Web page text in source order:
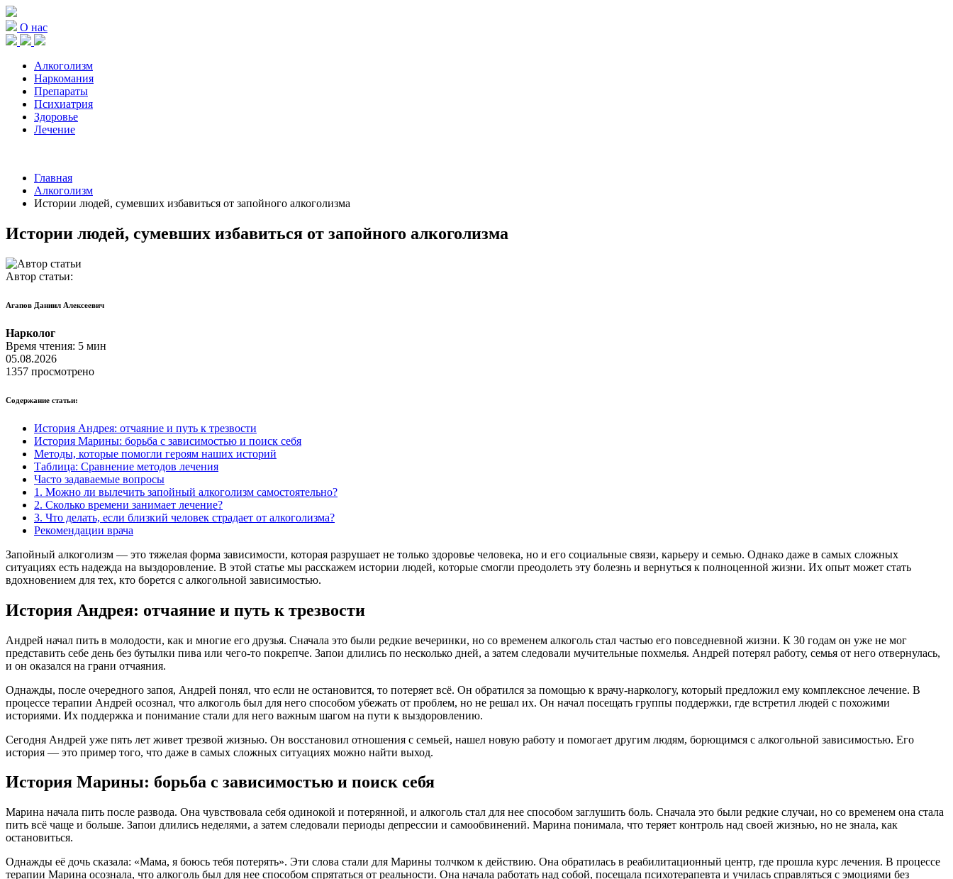
О нас
Алкоголизм
Наркомания
Препараты
Психиатрия
Здоровье
Лечение
Главная
Алкоголизм
Истории людей, сумевших избавиться от запойного алкоголизма
Истории людей, сумевших избавиться от запойного алкоголизма
Автор статьи:
Агапов Даниил Алексеевич
Нарколог
Время чтения: 5 мин
05.08.2026
1357 просмотрено
Содержание статьи:
История Андрея: отчаяние и путь к трезвости
История Марины: борьба с зависимостью и поиск себя
Методы, которые помогли героям наших историй
Таблица: Сравнение методов лечения
Часто задаваемые вопросы
1. Можно ли вылечить запойный алкоголизм самостоятельно?
2. Сколько времени занимает лечение?
3. Что делать, если близкий человек страдает от алкоголизма?
Рекомендации врача
Запойный алкоголизм — это тяжелая форма зависимости, которая разрушает не только здоровье человека, но и его социальные связи, карьеру и семью. Однако даже в самых сложных
ситуациях есть надежда на выздоровление. В этой статье мы расскажем истории людей, которые смогли преодолеть эту болезнь и вернуться к полноценной жизни. Их опыт может стать
вдохновением для тех, кто борется с алкогольной зависимостью.
История Андрея: отчаяние и путь к трезвости
Андрей начал пить в молодости, как и многие его друзья. Сначала это были редкие вечеринки, но со временем алкоголь стал частью его повседневной жизни. К 30 годам он уже не мог
представить себе день без бутылки пива или чего-то покрепче. Запои длились по несколько дней, а затем следовали мучительные похмелья. Андрей потерял работу, семья от него отвернулась,
и он оказался на грани отчаяния.
Однажды, после очередного запоя, Андрей понял, что если не остановится, то потеряет всё. Он обратился за помощью к врачу-наркологу, который предложил ему комплексное лечение. В
процессе терапии Андрей осознал, что алкоголь был для него способом убежать от проблем, но не решал их. Он начал посещать группы поддержки, где встретил людей с похожими
историями. Их поддержка и понимание стали для него важным шагом на пути к выздоровлению.
Сегодня Андрей уже пять лет живет трезвой жизнью. Он восстановил отношения с семьей, нашел новую работу и помогает другим людям, борющимся с алкогольной зависимостью. Его
история — это пример того, что даже в самых сложных ситуациях можно найти выход.
История Марины: борьба с зависимостью и поиск себя
Марина начала пить после развода. Она чувствовала себя одинокой и потерянной, и алкоголь стал для нее способом заглушить боль. Сначала это были редкие случаи, но со временем она стала
пить всё чаще и больше. Запои длились неделями, а затем следовали периоды депрессии и самообвинений. Марина понимала, что теряет контроль над своей жизнью, но не знала, как
остановиться.
Однажды её дочь сказала: «Мама, я боюсь тебя потерять». Эти слова стали для Марины толчком к действию. Она обратилась в реабилитационный центр, где прошла курс лечения. В процессе
терапии Марина осознала, что алкоголь был для нее способом спрятаться от реальности. Она начала работать над собой, посещала психотерапевта и училась справляться с эмоциями без